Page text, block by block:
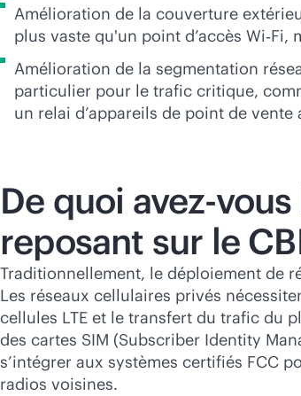
Amélioration de la couverture
plus vaste qu'un point d’accès
Amélioration de la segmentation
particulier pour le trafic critique,
un relai d’appareils de point de vente
De quoi avez-
reposant sur le
Traditionnellement, le déploiement de
Les réseaux cellulaires privés
cellules LTE et le transfert du trafic du
des cartes SIM (Subscriber Identity
s’intégrer aux systèmes certifiés FCC
radios voisines.